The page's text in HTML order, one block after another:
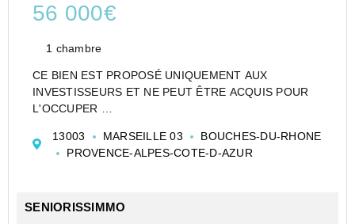
56 000€
1 chambre
CE BIEN EST PROPOSÉ UNIQUEMENT AUX
INVESTISSEURS ET NE PEUT ÊTRE ACQUIS POUR
L'OCCUPER
ÉTUDIANTE - LOT LMNP GÉRÉ PAR NEXITY STUDEA
- IDÉAL PREMIER INVESTISSEMENT
13003 MARSEILLE 03
BOUCHES-DU-RHONE
PROVENCE-ALPES-COTE-D-AZUR
SENIORISSIMMO